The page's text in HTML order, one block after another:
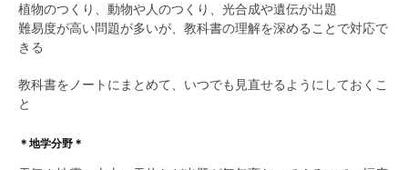
植物のつくり、動物や人のつくり、光合成や遺伝が出題
難易度が高い問題が多いが、教科書の理解を深めることで対応で
きる
教科書をノートにまとめて、いつでも見直せるようにしておくこ
と
＊地学分野＊